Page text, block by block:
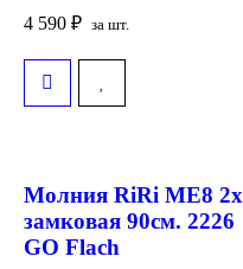
4 590 ₽ за шт.
Молния RiRi ME8 2х
замковая 90см. 2226
GO Flach